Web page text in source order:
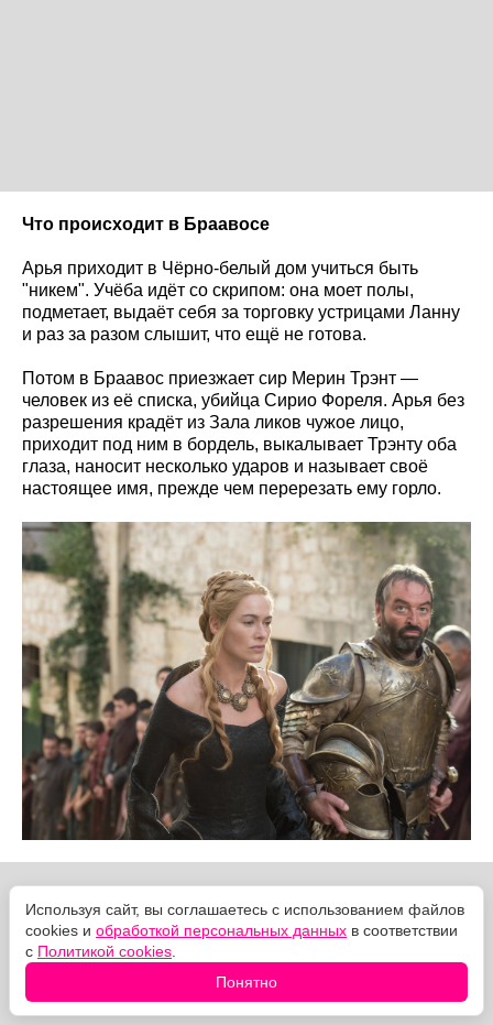
Что происходит в Браавосе
Арья приходит в Чёрно-белый дом учиться быть
"никем". Учёба идёт со скрипом: она моет полы,
подметает, выдаёт себя за торговку устрицами Ланну
и раз за разом слышит, что ещё не готова.
Потом в Браавос приезжает сир Мерин Трэнт —
человек из её списка, убийца Сирио Фореля. Арья без
разрешения крадёт из Зала ликов чужое лицо,
приходит под ним в бордель, выкалывает Трэнту оба
глаза, наносит несколько ударов и называет своё
настоящее имя, прежде чем перерезать ему горло.
Используя сайт, вы соглашаетесь с использованием файлов
cookies и обработкой персональных данных в соответствии
с Политикой cookies
Понятно